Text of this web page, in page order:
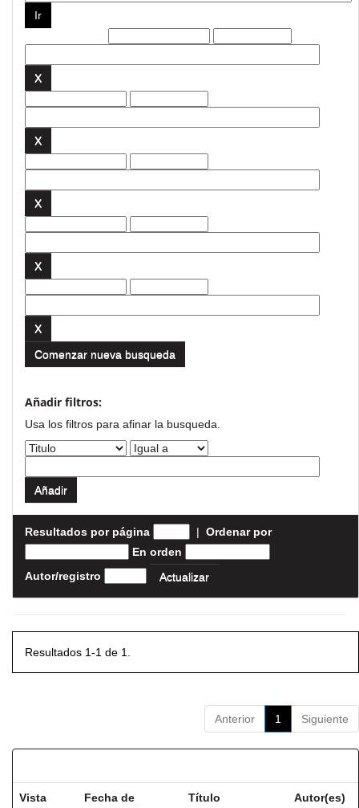
Comenzar nueva busqueda
Añadir filtros:
Usa los filtros para afinar la busqueda.
Resultados por página | Ordenar por
En orden
Autor/registro
Resultados 1-1 de 1.
Anterior 1 Siguiente
Vista
Fecha de
Título Autor(es)